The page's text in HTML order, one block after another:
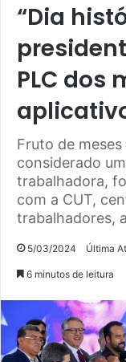
“Dia
PLC dos
Fruto de
considerado
trabalhadora,
com a CUT,
trabalhadores,
5/03/2024 Última
6 minutos de leitura